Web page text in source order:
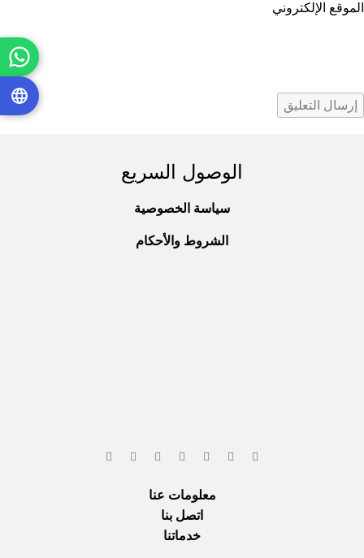
الموقع الإلكتروني
الوصول السريع
سياسة الخصوصية
الشروط والأحكام
معلومات عنا
اتصل بنا
خدماتنا